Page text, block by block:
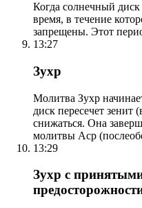
Когда солнечный диск
время, в течение
запрещены. Этот
13:27
Зухр
Молитва Зухр
диск пересечет
снижаться. Она
молитвы Аср
13:29
Зухр с